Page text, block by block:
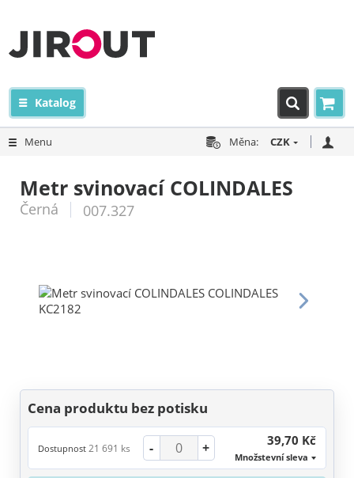
Katalog
Menu Měna: CZK
Metr svinovací COLINDALES
Černá 007.327
Cena produktu bez potisku
Dostupnost 21 691 ks - + 39,70 Kč
Množstevní sleva